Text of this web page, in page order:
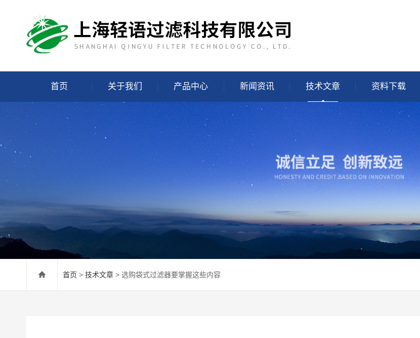
首页 关于我们 产品中心 新闻资讯 技术文章 资料下载
首页 > 技术文章 > 选购袋式过滤器要掌握这些内容